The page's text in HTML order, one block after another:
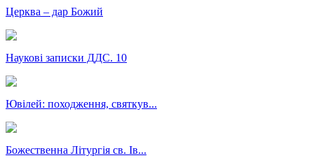
Церква – дар Божий
Наукові записки ДДС. 10
Ювілей: походження, святкув...
Божественна Літургія св. Ів...